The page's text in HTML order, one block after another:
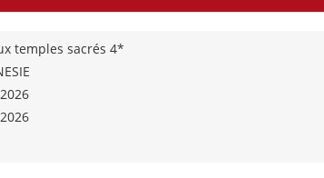
temples sacrés 4*